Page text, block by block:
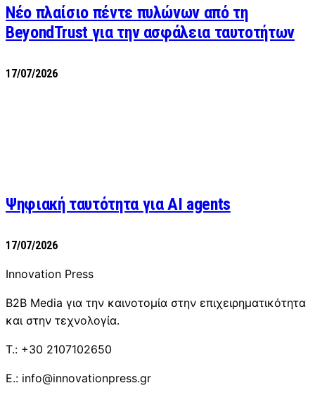
Νέο πλαίσιο πέντε πυλώνων από τη
BeyondTrust για την ασφάλεια ταυτοτήτων
17/07/2026
Ψηφιακή ταυτότητα για AI agents
17/07/2026
Innovation Press
B2B Media για την καινοτομία στην επιχειρηματικότητα
και στην τεχνολογία.
T.: +30 2107102650
E.: info@innovationpress.gr